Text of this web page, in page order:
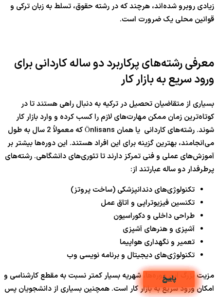
زیادی روبرو شده‌اند، هرچند که در رشته حقوق، تسلط به زبان ترکی و
قوانین محلی یک ضرورت است.
معرفی رشته‌های پرکاربرد دو ساله کاردانی برای
ورود سریع به بازار کار
بسیاری از متقاضیان تحصیل در ترکیه به دنبال راهی هستند تا در
کوتاه‌ترین زمان ممکن مهارت‌های لازم را کسب کرده و وارد بازار کار
شوند. رشته‌های کاردانی یا همان Önlisans که معمولاً 2 سال به طول
می‌انجامند، بهترین گزینه برای این افراد هستند. این دوره‌ها بیشتر بر
آموزش‌های عملی و فنی تمرکز دارند تا تئوری‌های دانشگاهی. رشته‌های
پرطرفدار دو ساله عبارتند از:
تکنولوژی‌های دندانپزشکی (ساخت پروتز)
تکنسین فیزیوتراپی و اتاق عمل
طراحی داخلی و دکوراسیون
آشپزی و هنرهای آشپزی
تعمیر و نگهداری هواپیما
تکنولوژی‌های دیجیتال و برنامه نویسی وب
مزیت بزرگ این دوره‌ها، شهریه بسیار کمتر نسبت به مقطع کارشناسی و
امکان ورود سریع به بازار کار است. همچنین بسیاری از دانشجویان پس
پاسخ
پاسخ
پاسخ
پاسخ
پاسخ
پاسخ
پاسخ
پاسخ
پاسخ
پاسخ